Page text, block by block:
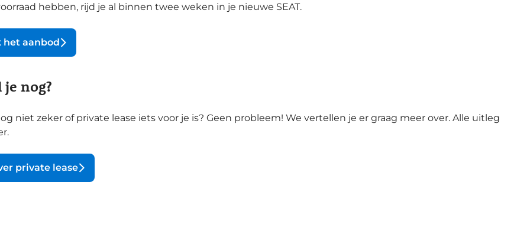
hebben, rijd je al binnen twee weken in je nieuwe SEAT.
het aanbod
nog?
niet zeker of private lease iets voor je is? Geen probleem! We vertellen je er graag meer over. Alle uitleg
private lease